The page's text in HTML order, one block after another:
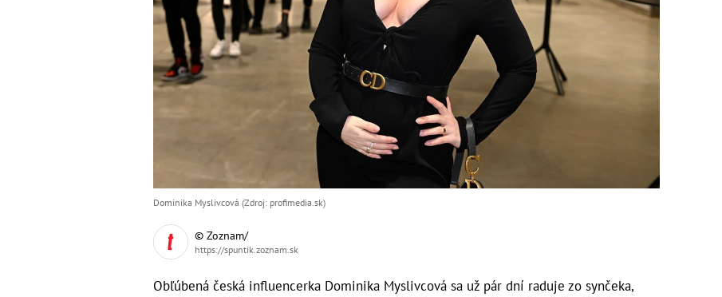
Dominika Myslivcová (Zdroj: profimedia.sk)
© Zoznam/
https://spuntik.zoznam.sk
Obľúbená česká influencerka Dominika Myslivcová sa už pár dní raduje zo synčeka,